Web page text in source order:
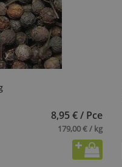
8,95 € / Pce
179,00 € / kg